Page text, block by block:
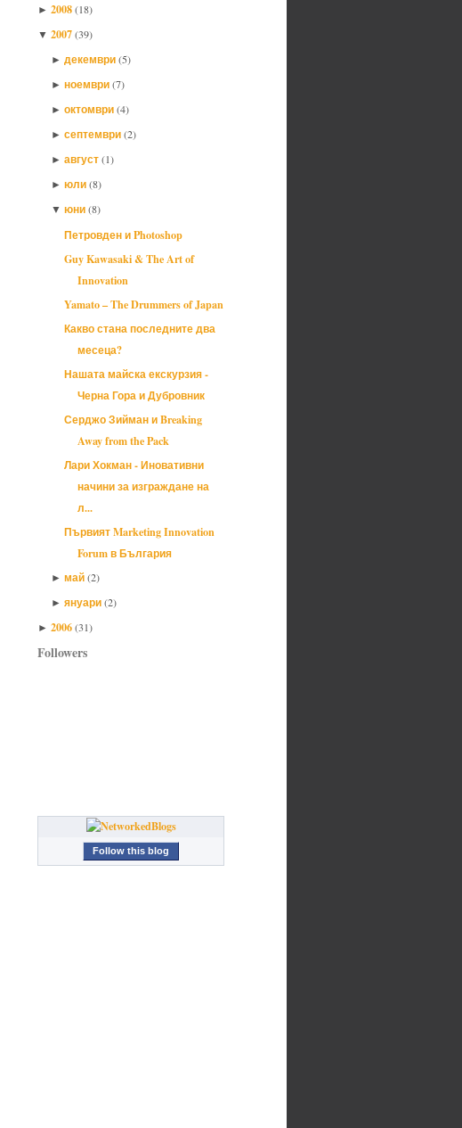
► 2008(18)
▼ 2007(39)
► декември(5)
► ноември(7)
► октомври(4)
► септември(2)
► август(1)
► юли(8)
▼ юни(8)
Петровден и Photoshop
Guy Kawasaki & The Art of
Innovation
Yamato – The Drummers of Japan
Какво стана последните два
месеца?
Нашата майска екскурзия -
Черна Гора и Дубровник
Серджо Зийман и Breaking
Away from the Pack
Лари Хокман - Иновативни
начини за изграждане на
л...
Първият Marketing Innovation
Forum в България
► май(2)
► януари(2)
► 2006(31)
Followers
Follow this blog